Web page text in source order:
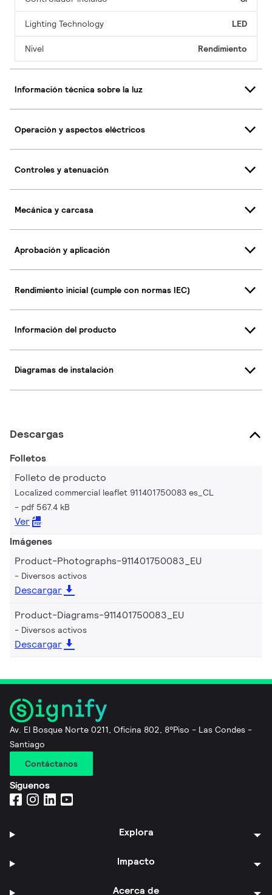
Lighting Technology LED
Nivel Rendimiento
Información técnica sobre la luz
Operación y aspectos eléctricos
Controles y atenuación
Mecánica y carcasa
Aprobación y aplicación
Rendimiento inicial (cumple con normas IEC)
Información del producto
Diagramas de instalación
Descargas
Folletos
Folleto de producto
Localized commercial leaflet 911401750083 es_CL
pdf 567.4 kB
Ver
Imágenes
Product-Photographs-911401750083_EU
Diversos activos
Descargar
Product-Diagrams-911401750083_EU
Diversos activos
Descargar
Av. El Bosque Norte 0211, Oficina 802, 8°Piso - Las Condes -
Santiago
Contáctanos
Síguenos
Explora
Impacto
Acerca de